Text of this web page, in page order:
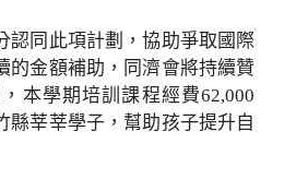
認同此項計劃，協助爭取國際
的金額補助，同濟會將持續贊
本學期培訓課程經費62,000
縣莘莘學子，幫助孩子提升自